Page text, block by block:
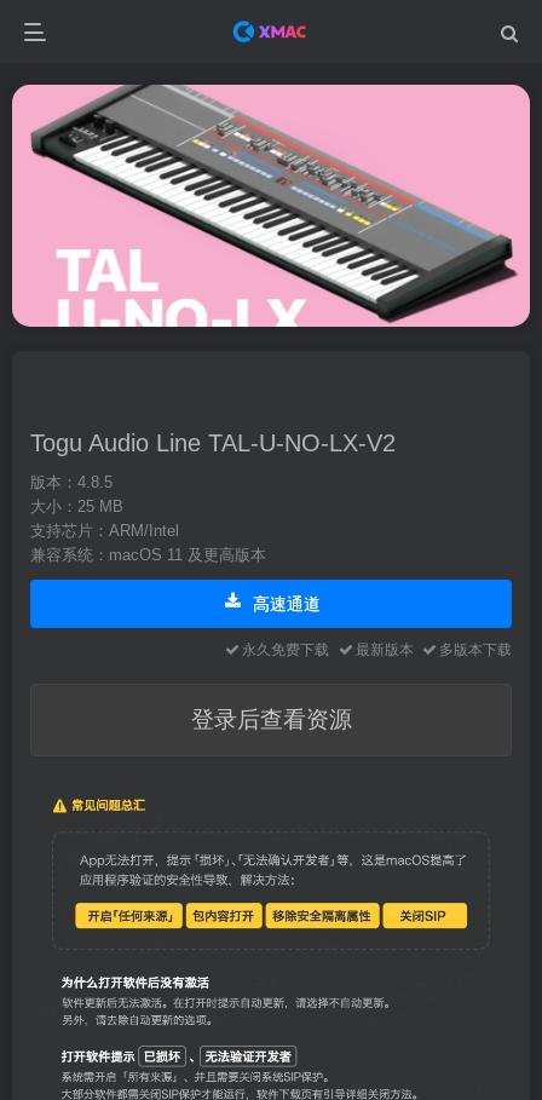
Togu Audio Line TAL-U-NO-LX-V2
版本：4.8.5
大小：25 MB
支持芯片：ARM/Intel
兼容系统：macOS 11 及更高版本
高速通道
永久免费下载 最新版本 多版本下载
登录后查看资源